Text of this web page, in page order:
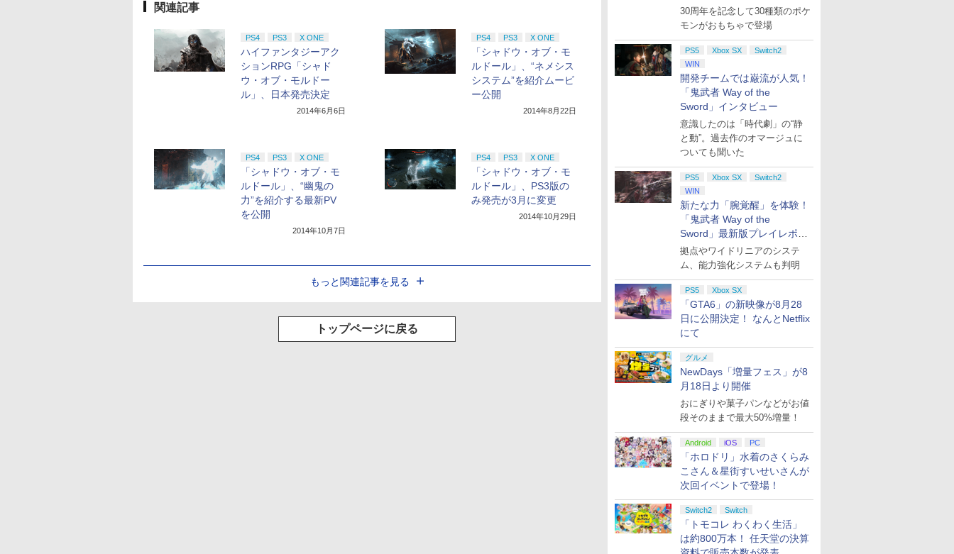
30周年を記念して30種類のポケ
モンがおもちゃで登場
PS5 Xbox SX
Switch2
WIN
開発チームでは巌流が人気！
「鬼武者 Way of the
Sword」インタビュー
意識したのは「時代劇」の“静
と動”。過去作のオマージュに
ついても聞いた
PS5 Xbox SX
Switch2
WIN
新たな力「腕覚醒」を体験！
「鬼武者 Way of the
Sword」最新版プレイレポー
ト
拠点やワイドリニアのシステ
ム、能力強化システムも判明
PS5 Xbox SX
「GTA6」の新映像が8月28
日に公開決定！ なんとNetflix
にて
グルメ
NewDays「増量フェス」が8
月18日より開催
おにぎりや菓子パンなどがお値
段そのままで最大50%増量！
Android iOS PC
「ホロドリ」水着のさくらみ
こさん＆星街すいせいさんが
次回イベントで登場！
Switch2 Switch
「トモコレ わくわく生活」
は約800万本！ 任天堂の決算
関連記事
PS4 PS3 X ONE
ハイファンタジーアク
ションRPG「シャド
ウ・オブ・モルドー
ル」、日本発売決定
2014年6月6日
PS4 PS3 X ONE
「シャドウ・オブ・モ
ルドール」、“ネメシス
システム”を紹介ムービ
ー公開
2014年8月22日
PS4 PS3 X ONE
「シャドウ・オブ・モ
ルドール」、“幽鬼の
力”を紹介する最新PV
を公開
2014年10月7日
PS4 PS3 X ONE
「シャドウ・オブ・モ
ルドール」、PS3版の
み発売が3月に変更
2014年10月29日
もっと関連記事を見る
トップページに戻る